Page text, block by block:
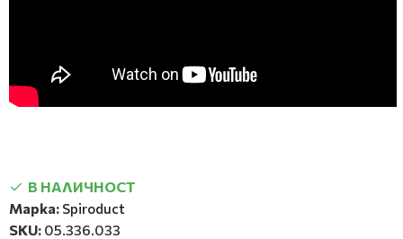
В НАЛИЧНОСТ
Марка: Spiroduct
SKU: 05.336.033